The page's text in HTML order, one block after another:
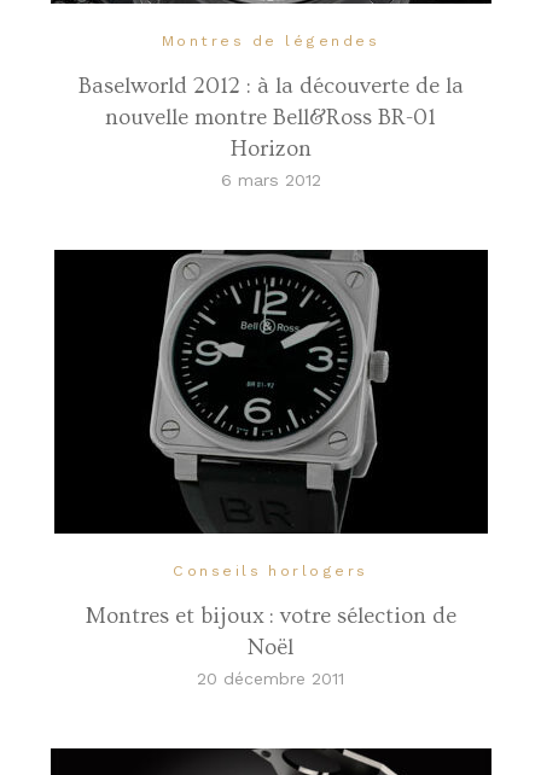
Montres de légendes
Baselworld 2012 : à la découverte de la
nouvelle montre Bell&Ross BR-01
Horizon
6 mars 2012
Conseils horlogers
Montres et bijoux : votre sélection de
Noël
20 décembre 2011